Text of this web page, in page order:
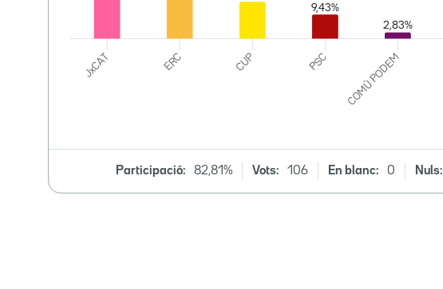
Participació: 82,81% Vots: 106 En blanc: 0 Nuls: